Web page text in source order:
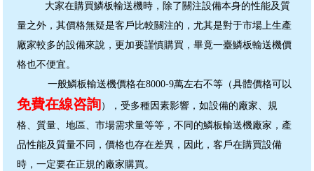
大家在購買鱗板輸送機時，除了關注設備本身的性能及質
量之外，其價格無疑是客戶比較關注的，尤其是對于市場上生產
廠家較多的設備來說，更加要謹慎購買，畢竟一臺鱗板輸送機價
格也不便宜。
一般鱗板輸送機價格在8000-9萬左右不等（具體價格可以
免費在線咨詢），受多種因素影響，如設備的廠家、規
格、質量、地區、市場需求量等等，不同的鱗板輸送機廠家，產
品性能及質量不同，價格也存在差異，因此，客戶在購買設備
時，一定要在正規的廠家購買。